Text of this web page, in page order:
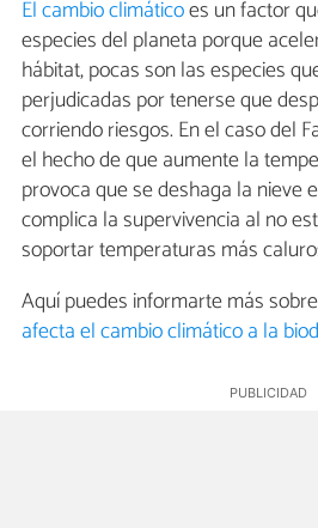
El cambio climáticoes un factor
especies del planeta porque
hábitat, pocas son las especies
perjudicadas por tenerse que
corriendo riesgos. En el caso del
el hecho de que aumente la
provoca que se deshaga la nieve
complica la supervivencia al no
soportar temperaturas más
Aquí puedes informarte más
afecta el cambio climático a la